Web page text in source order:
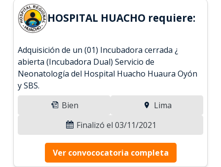
HOSPITAL HUACHO requiere:
Adquisición de un (01) Incubadora cerrada ¿
abierta (Incubadora Dual) Servicio de
Neonatología del Hospital Huacho Huaura Oyón
y SBS.
Bien
Lima
Finalizó el 03/11/2021
Ver convococatoria completa